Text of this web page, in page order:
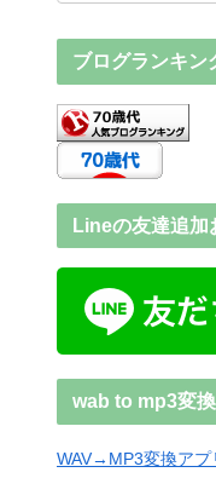
ブログランキン
Lineの友達追加
wab to mp3変
WAV→MP3変換アプ